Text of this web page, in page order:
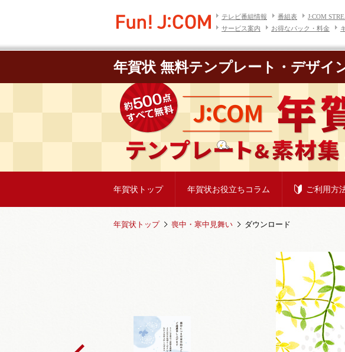
テレビ番組情報 番組表 J:COM
サービス案内
お得なパック・料金
年賀状 無料テンプレート・デザイ
年賀状トップ 年賀状お役立ちコラム ご利用方
年賀状トップ 喪中・寒中見舞い ダウンロード